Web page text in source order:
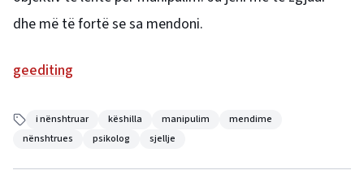
dhe më të fortë se sa mendoni.
geediting
i nënshtruar këshilla manipulim
mendime
nënshtrues
psikolog sjellje